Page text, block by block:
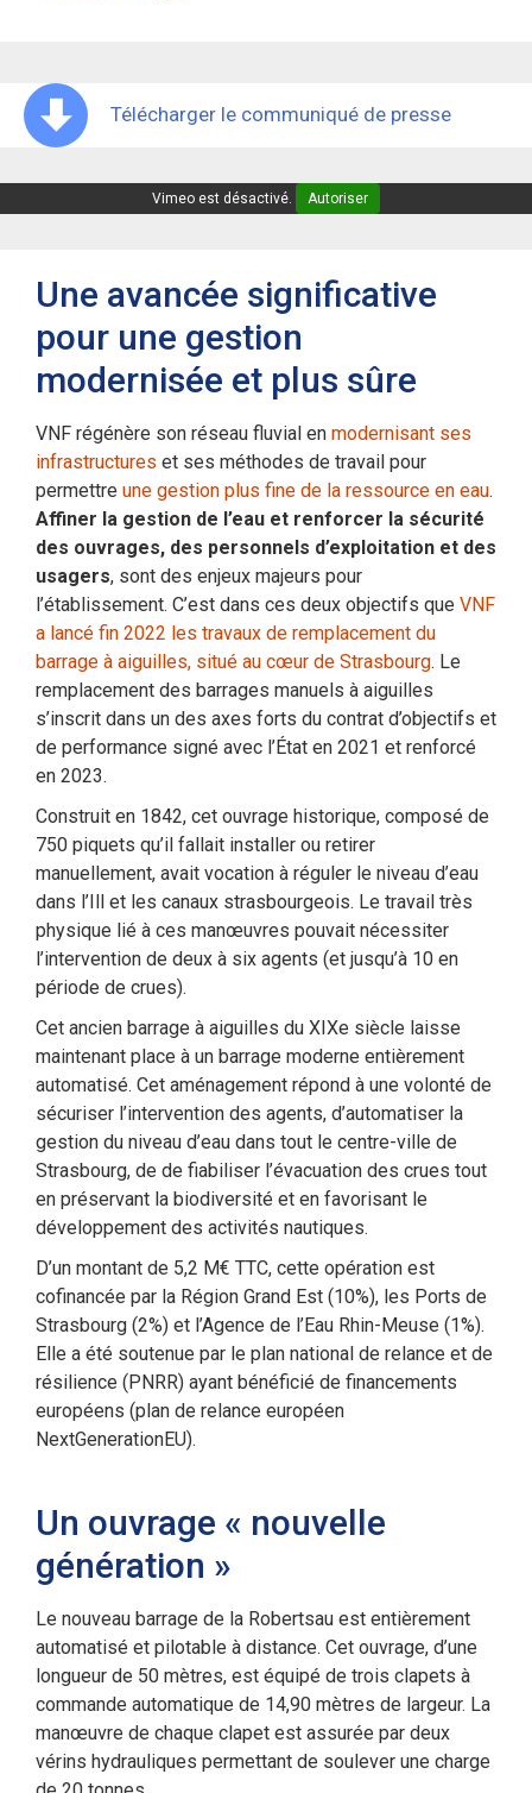
Télécharger le communiqué de presse
Vimeo est désactivé. Autoriser
Une avancée significative
pour une gestion
modernisée et plus sûre
VNF régénère son réseau fluvial en modernisant ses
infrastructures et ses méthodes de travail pour
permettre une gestion plus fine de la ressource en eau.
Affiner la gestion de l’eau et renforcer la sécurité
des ouvrages, des personnels d’exploitation et des
usagers, sont des enjeux majeurs pour
l’établissement. C’est dans ces deux objectifs que VNF
a lancé fin 2022 les travaux de remplacement du
barrage à aiguilles, situé au cœur de Strasbourg. Le
remplacement des barrages manuels à aiguilles
s’inscrit dans un des axes forts du contrat d’objectifs et
de performance signé avec l’État en 2021 et renforcé
en 2023.
Construit en 1842, cet ouvrage historique, composé de
750 piquets qu’il fallait installer ou retirer
manuellement, avait vocation à réguler le niveau d’eau
dans l’Ill et les canaux strasbourgeois. Le travail très
physique lié à ces manœuvres pouvait nécessiter
l’intervention de deux à six agents (et jusqu’à 10 en
période de crues).
Cet ancien barrage à aiguilles du XIXe siècle laisse
maintenant place à un barrage moderne entièrement
automatisé. Cet aménagement répond à une volonté de
sécuriser l’intervention des agents, d’automatiser la
gestion du niveau d’eau dans tout le centre-ville de
Strasbourg, de de fiabiliser l’évacuation des crues tout
en préservant la biodiversité et en favorisant le
développement des activités nautiques.
D’un montant de 5,2 M€ TTC, cette opération est
cofinancée par la Région Grand Est (10%), les Ports de
Strasbourg (2%) et l’Agence de l’Eau Rhin-Meuse (1%).
Elle a été soutenue par le plan national de relance et de
résilience (PNRR) ayant bénéficié de financements
européens (plan de relance européen
NextGenerationEU).
Un ouvrage « nouvelle
génération »
Le nouveau barrage de la Robertsau est entièrement
automatisé et pilotable à distance. Cet ouvrage, d’une
longueur de 50 mètres, est équipé de trois clapets à
commande automatique de 14,90 mètres de largeur. La
manœuvre de chaque clapet est assurée par deux
vérins hydrauliques permettant de soulever une charge